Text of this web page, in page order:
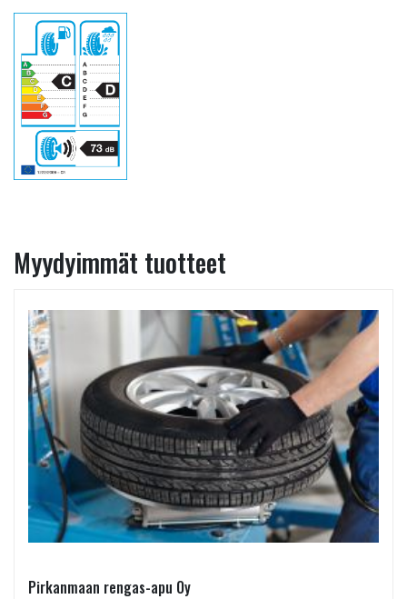
Myydyimmät tuotteet
Pirkanmaan rengas-apu Oy